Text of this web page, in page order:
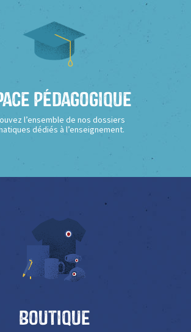
Pédagogique
l’ensemble de nos dossiers
dédiés à l’enseignement.
Boutique